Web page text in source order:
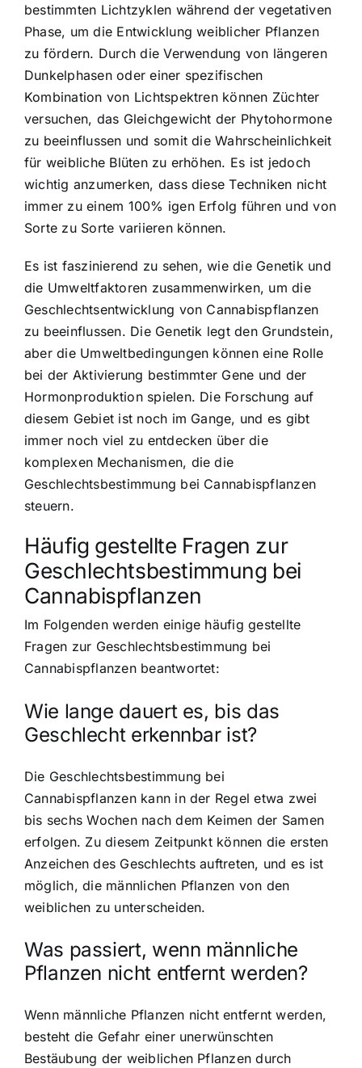
bestimmten Lichtzyklen während der vegetativen
Phase, um die Entwicklung weiblicher Pflanzen
zu fördern. Durch die Verwendung von längeren
Dunkelphasen oder einer spezifischen
Kombination von Lichtspektren können Züchter
versuchen, das Gleichgewicht der Phytohormone
zu beeinflussen und somit die Wahrscheinlichkeit
für weibliche Blüten zu erhöhen. Es ist jedoch
wichtig anzumerken, dass diese Techniken nicht
immer zu einem 100% igen Erfolg führen und von
Sorte zu Sorte variieren können.
Es ist faszinierend zu sehen, wie die Genetik und
die Umweltfaktoren zusammenwirken, um die
Geschlechtsentwicklung von Cannabispflanzen
zu beeinflussen. Die Genetik legt den Grundstein,
aber die Umweltbedingungen können eine Rolle
bei der Aktivierung bestimmter Gene und der
Hormonproduktion spielen. Die Forschung auf
diesem Gebiet ist noch im Gange, und es gibt
immer noch viel zu entdecken über die
komplexen Mechanismen, die die
Geschlechtsbestimmung bei Cannabispflanzen
steuern.
Häufig gestellte Fragen zur
Geschlechtsbestimmung bei
Cannabispflanzen
Im Folgenden werden einige häufig gestellte
Fragen zur Geschlechtsbestimmung bei
Cannabispflanzen beantwortet:
Wie lange dauert es, bis das
Geschlecht erkennbar ist?
Die Geschlechtsbestimmung bei
Cannabispflanzen kann in der Regel etwa zwei
bis sechs Wochen nach dem Keimen der Samen
erfolgen. Zu diesem Zeitpunkt können die ersten
Anzeichen des Geschlechts auftreten, und es ist
möglich, die männlichen Pflanzen von den
weiblichen zu unterscheiden.
Was passiert, wenn männliche
Pflanzen nicht entfernt werden?
Wenn männliche Pflanzen nicht entfernt werden,
besteht die Gefahr einer unerwünschten
Bestäubung der weiblichen Pflanzen durch